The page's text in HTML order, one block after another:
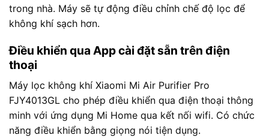
trong nhà. Máy sẽ tự động điều chỉnh chế độ lọc để
không khí sạch hơn.
Điều khiển qua App cài đặt sẵn trên điện
thoại
Máy lọc không khí Xiaomi Mi Air Purifier Pro
FJY4013GL cho phép điều khiển qua điện thoại thông
minh với ứng dụng Mi Home qua kết nối wifi. Có chức
năng điều khiển bằng giọng nói tiện dụng.